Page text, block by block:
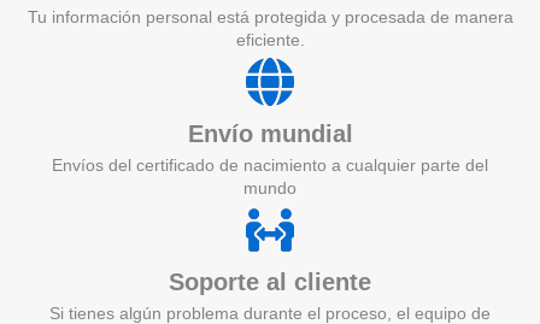
Tu información personal está protegida y procesada de manera
eficiente.
Envío mundial
Envíos del certificado de nacimiento a cualquier parte del
mundo
Soporte al cliente
Si tienes algún problema durante el proceso, el equipo de